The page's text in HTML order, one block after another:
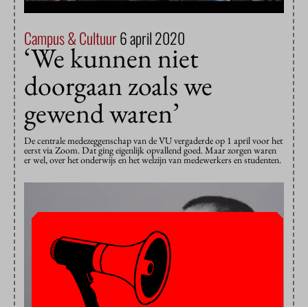
Campus & Cultuur6 april 2020
‘We kunnen niet
doorgaan zoals we
gewend waren’
De centrale medezeggenschap van de VU vergaderde op 1 april voor het
eerst via Zoom. Dat ging eigenlijk opvallend goed. Maar zorgen waren
er wel, over het onderwijs en het welzijn van medewerkers en studenten.